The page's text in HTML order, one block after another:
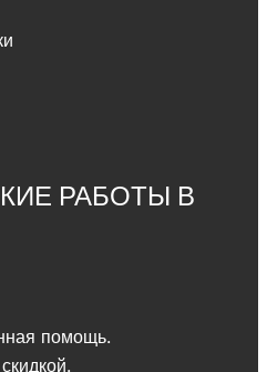
РАБОТЫ В
помощь.